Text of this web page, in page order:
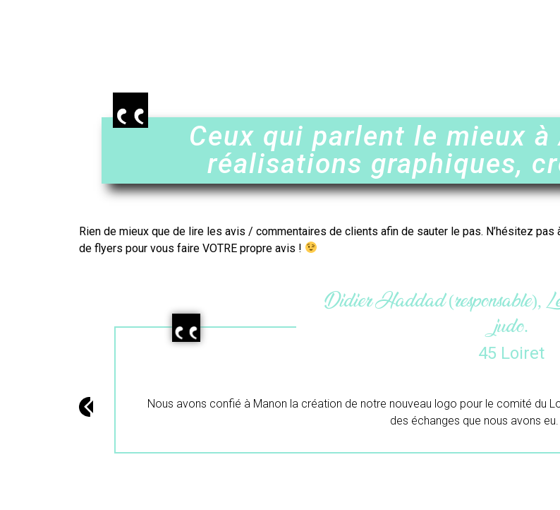
Ceux qui parlent le mieux
réalisations graphiques,
Rien de mieux que de lire les avis / commentaires de clients afin de sauter le pas. N’hésitez
de flyers pour vous faire VOTRE propre avis !
Maëlle (gérante),
33
Merci beaucoup pour ton